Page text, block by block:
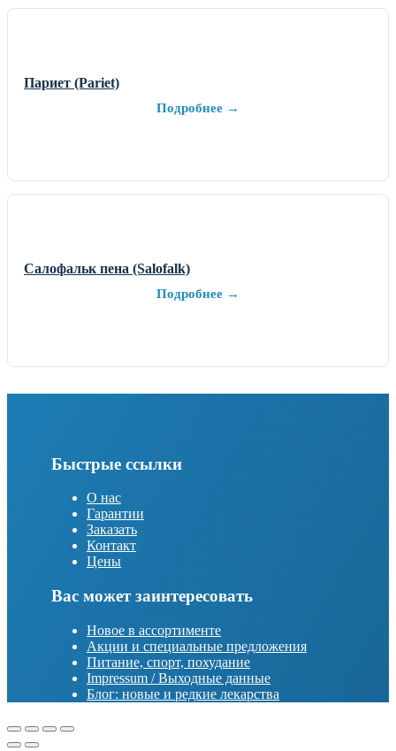
Париет (Pariet)
Подробнее →
Салофальк пена (Salofalk)
Подробнее →
Быстрые ссылки
О нас
Гарантии
Заказать
Контакт
Цены
Вас может заинтересовать
Новое в ассортименте
Акции и специальные предложения
Питание, спорт, похудание
Impressum / Выходные данные
Блог: новые и редкие лекарства